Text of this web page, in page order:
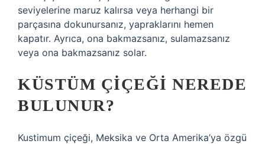
seviyelerine maruz kalırsa veya herhangi bir
parçasına dokunursanız, yapraklarını hemen
kapatır. Ayrıca, ona bakmazsanız, sulamazsanız
veya ona bakmazsanız solar.
KÜSTÜM ÇIÇEĞI NEREDE
BULUNUR?
Kustimum çiçeği, Meksika ve Orta Amerika’ya özgü